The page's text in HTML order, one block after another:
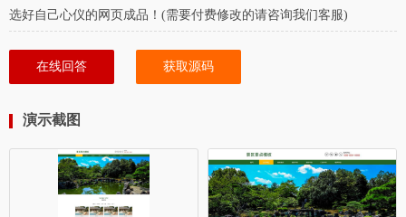
选好自己心仪的网页成品！(需要付费修改的请咨询我们客服)
在线回答 获取源码
演示截图